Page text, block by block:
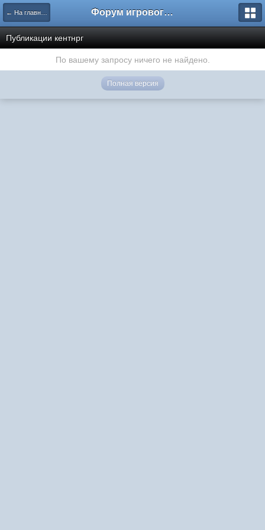
← На главную Форум игрового проекта Riverrise
Публикации кентнрг
По вашему запросу ничего не найдено.
Полная версия